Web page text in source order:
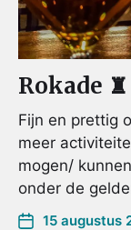
Rokade
Fijn en prettig
meer
mogen/
onder de
15 augustus